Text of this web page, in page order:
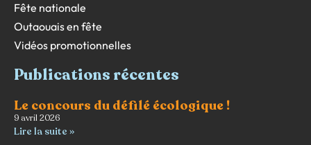
Fête nationale
Outaouais en fête
Vidéos promotionnelles
Publications récentes
Le concours du défilé écologique !
9 avril 2026
Lire la suite »